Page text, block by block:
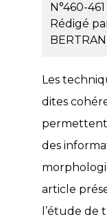
N°460-
Rédigé
Les
dites
des
article
l’étude de